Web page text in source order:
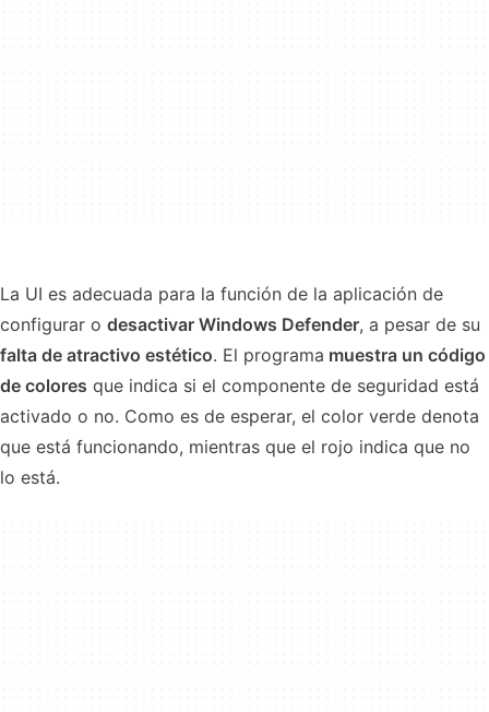
La UI es adecuada para la función de la aplicación de
configurar o desactivar Windows Defender, a pesar de su
falta de atractivo estético. El programa muestra un código
de colores que indica si el componente de seguridad está
activado o no. Como es de esperar, el color verde denota
que está funcionando, mientras que el rojo indica que no
lo está.